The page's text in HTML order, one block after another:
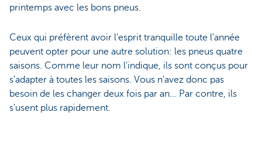
printemps avec les bons pneus.
Ceux qui préfèrent avoir l'esprit tranquille toute l'année
peuvent opter pour une autre solution: les pneus quatre
saisons. Comme leur nom l'indique, ils sont conçus pour
s'adapter à toutes les saisons. Vous n'avez donc pas
besoin de les changer deux fois par an... Par contre, ils
s'usent plus rapidement.